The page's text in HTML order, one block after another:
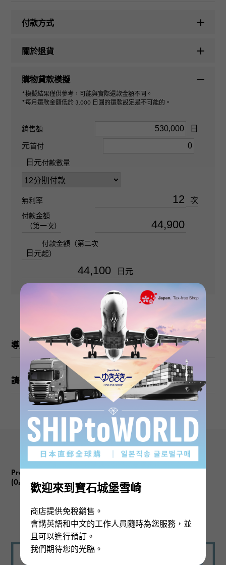
歡迎來到寶石城堡雪崎
商店提供免稅銷售。
會講英語和中文的工作人員隨時為您服務，並
且可以進行預訂。
我們期待您的光臨。
PT950
石種
金鑽 關於0.250ct
20號
重量
關於12.8g
付款方式
關於退貨
購物貸款模擬
*模擬結果僅供參考，可能與實際還款金額不同。
*每月還款金額低於 3,000 日圓的還款設定是不可能的。
銷售額
日
元首付
日元付款數量
無利率 次
付款金額
（第一次）
日元
付款金額（第二次
起）
日元
導購
請在訂購或訪問之前檢查
Product reviews
(0subject)
There are no product reviews.